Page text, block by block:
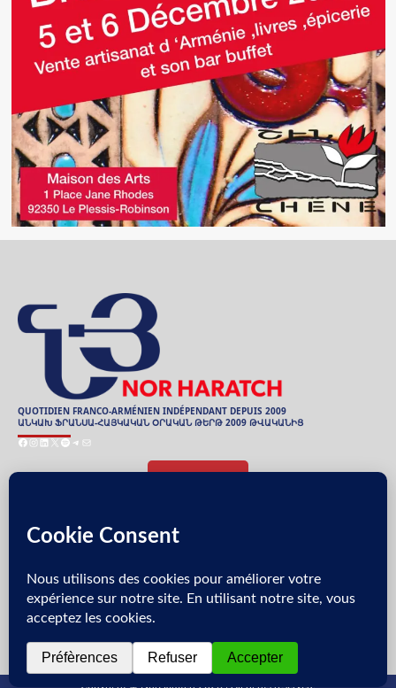
QUOTIDIEN FRANCO-ARMÉNIEN INDÉPENDANT DEPUIS 2009
ԱՆԿԱԽ ՖՐԱՆՍԱ-ՀԱՅԿԱԿԱՆ ՕՐԱԿԱՆ ԹԵՐԹ 2009 ԹՎԱԿԱՆԻՑ
Facebook
Instagram
LinkedIn
X SpotifyTelegram
ԱՐԽԻՒ
Սատարել թերթին՝ բաժանորդագրուելով։
Copyright © NorHaratch 2026 | All rights reserved.